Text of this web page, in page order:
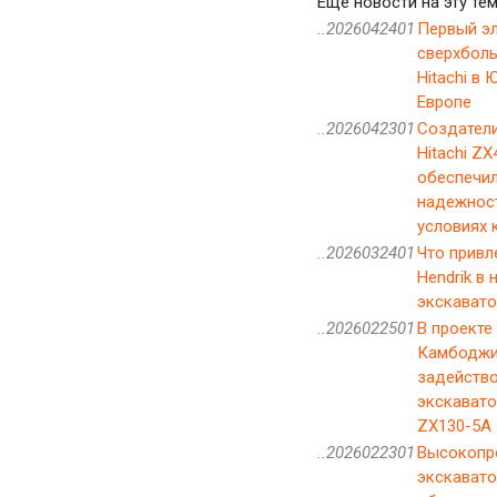
..2026042401 Первый
Hitachi в
Европе
..2026042301
Hitachi
условиях
..2026032401 Что
Hendrik в
..2026022501 В
ZX130-5A
..2026022301